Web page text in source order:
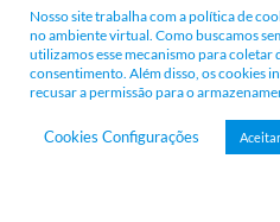
Agende sua consulta
Nosso site trabalha com a política de
no ambiente virtual. Como buscamos
utilizamos esse mecanismo para coletar
consentimento. Além disso, os cookies
recusar a permissão para o
Cookies Configurações Aceitar